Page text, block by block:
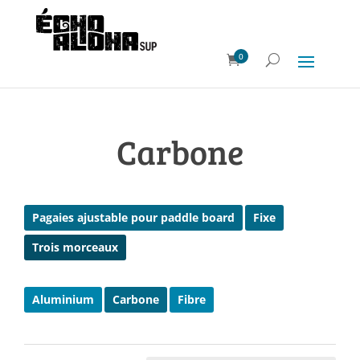
0
Carbone
Pagaies ajustable pour paddle board
Fixe
Trois morceaux
Aluminium Carbone Fibre